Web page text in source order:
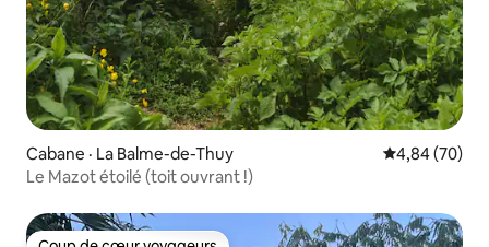
Cabane · La Balme-de-Thuy Note
4,84 (70)
Le Mazot étoilé (toit ouvrant !)